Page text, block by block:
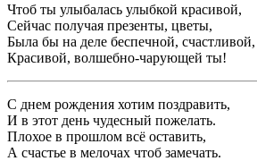
Чтоб ты улыбалась улыбкой красивой,
Сейчас получая презенты, цветы,
Была бы на деле беспечной, счастливой,
Красивой, волшебно-чарующей ты!
С днем рождения хотим поздравить,
И в этот день чудесный пожелать.
Плохое в прошлом всё оставить,
А счастье в мелочах чтоб замечать.